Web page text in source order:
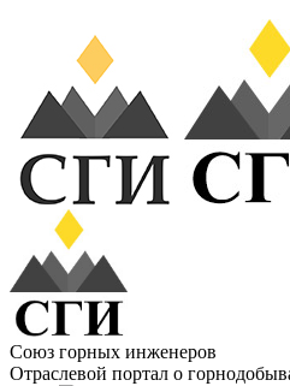
Союз горных инженеров
Отраслевой портал о